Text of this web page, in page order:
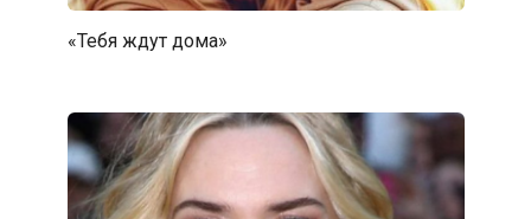
«Тебя ждут дома»